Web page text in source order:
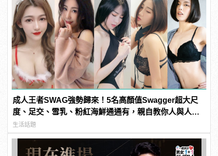
成人王者SWAG強勢歸來！5名高顏值Swagger超大尺
度、足交、雪乳、粉紅海鮮通通有，親自教你人與人的
連結！ | manfashion這樣變型男
生活話題